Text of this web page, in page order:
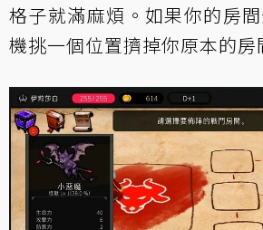
格子就滿麻煩。如果你的房
機挑一個位置擠掉你原本的房